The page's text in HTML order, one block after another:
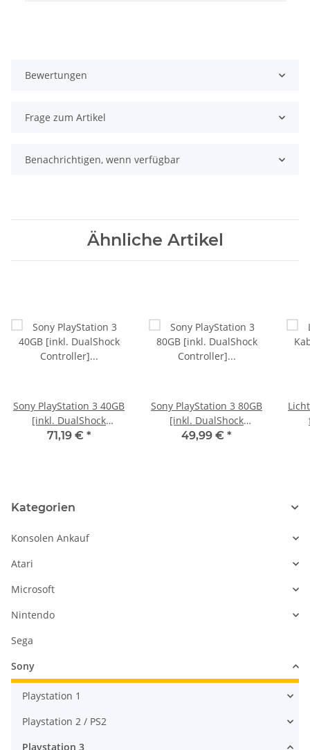
Bewertungen
Frage zum Artikel
Benachrichtigen, wenn verfügbar
Ähnliche Artikel
Sony PlayStation 3 40GB
[inkl. DualShock
Controller] schwarz -
71,19 € *
Sony PlayStation 3 80GB
[inkl. DualShock
Controller] schwarz -
49,99 € *
Kategorien
Konsolen Ankauf
Atari
Microsoft
Nintendo
Sega
Sony
Playstation 1
Playstation 2 / PS2
Playstation 3